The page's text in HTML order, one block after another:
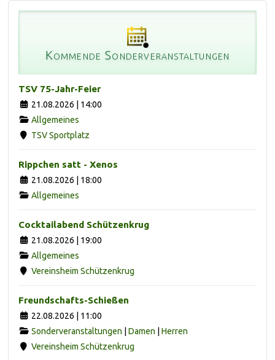
Kommende Sonderveranstaltungen
TSV 75-Jahr-Feier
21.08.2026 | 14:00
Allgemeines
TSV Sportplatz
Rippchen satt - Xenos
21.08.2026 | 18:00
Allgemeines
Cocktailabend Schützenkrug
21.08.2026 | 19:00
Allgemeines
Vereinsheim Schützenkrug
Freundschafts-Schießen
22.08.2026 | 11:00
Sonderveranstaltungen
Damen
Herren
Vereinsheim Schützenkrug